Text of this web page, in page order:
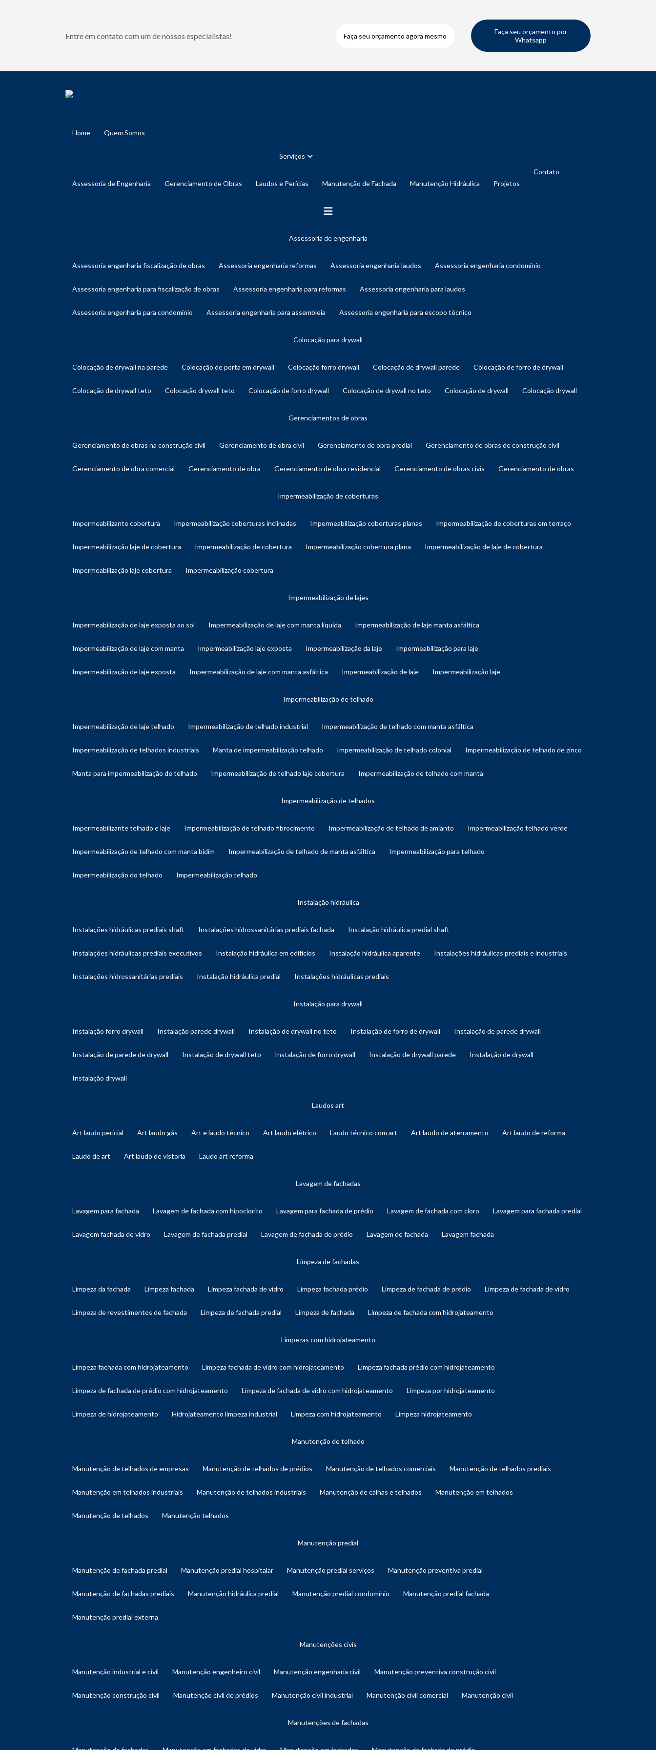
Entre em contato com um de nossos especialistas! Faça seu orçamento agora mesmo
Faça seu orçamento por
Whatsapp
Home Quem Somos
Serviços
Assessoria de Engenharia Gerenciamento de Obras Laudos e Perícias Manutenção de Fachada Manutenção Hidráulica Projetos
Contato
assessoria de engenharia
assessoria engenharia fiscalização de obras assessoria engenharia reformas assessoria engenharia laudos assessoria engenharia condomínio
assessoria engenharia para fiscalização de obras assessoria engenharia para reformas assessoria engenharia para laudos
assessoria engenharia para condomínio assessoria engenharia para assembleia assessoria engenharia para escopo técnico
colocação para drywall
colocação de drywall na parede colocação de porta em drywall colocação forro drywall colocação de drywall parede colocação de forro de drywall
colocação de drywall teto colocação drywall teto colocação de forro drywall colocação de drywall no teto colocação de drywall colocação drywall
gerenciamentos de obras
gerenciamento de obras na construção civil gerenciamento de obra civil gerenciamento de obra predial gerenciamento de obras de construção civil
gerenciamento de obra comercial gerenciamento de obra gerenciamento de obra residencial gerenciamento de obras civis gerenciamento de obras
impermeabilização de coberturas
impermeabilizante cobertura impermeabilização coberturas inclinadas impermeabilização coberturas planas impermeabilização de coberturas em terraço
impermeabilização laje de cobertura impermeabilização de cobertura impermeabilização cobertura plana impermeabilização de laje de cobertura
impermeabilização laje cobertura impermeabilização cobertura
impermeabilização de lajes
impermeabilização de laje exposta ao sol impermeabilização de laje com manta líquida impermeabilização de laje manta asfáltica
impermeabilização de laje com manta impermeabilização laje exposta impermeabilização da laje impermeabilização para laje
impermeabilização de laje exposta impermeabilização de laje com manta asfáltica impermeabilização de laje impermeabilização laje
impermeabilização de telhado
impermeabilização de laje telhado impermeabilização de telhado industrial impermeabilização de telhado com manta asfáltica
impermeabilização de telhados industriais manta de impermeabilização telhado impermeabilização de telhado colonial impermeabilização de telhado de zinco
manta para impermeabilização de telhado impermeabilização de telhado laje cobertura impermeabilização de telhado com manta
impermeabilização de telhados
impermeabilizante telhado e laje impermeabilização de telhado fibrocimento impermeabilização de telhado de amianto impermeabilização telhado verde
impermeabilização de telhado com manta bidim impermeabilização de telhado de manta asfáltica impermeabilização para telhado
impermeabilização do telhado impermeabilização telhado
instalação hidráulica
instalações hidráulicas prediais shaft instalações hidrossanitárias prediais fachada instalação hidráulica predial shaft
instalações hidráulicas prediais executivos instalação hidráulica em edifícios instalação hidráulica aparente instalações hidráulicas prediais e industriais
instalações hidrossanitárias prediais instalação hidráulica predial instalações hidráulicas prediais
instalação para drywall
instalação forro drywall instalação parede drywall instalação de drywall no teto instalação de forro de drywall instalação de parede drywall
instalação de parede de drywall instalação de drywall teto instalação de forro drywall instalação de drywall parede instalação de drywall
instalação drywall
laudos art
art laudo pericial art laudo gás art e laudo técnico art laudo elétrico laudo técnico com art art laudo de aterramento art laudo de reforma
laudo de art art laudo de vistoria laudo art reforma
lavagem de fachadas
lavagem para fachada lavagem de fachada com hipoclorito lavagem para fachada de prédio lavagem de fachada com cloro lavagem para fachada predial
lavagem fachada de vidro lavagem de fachada predial lavagem de fachada de prédio lavagem de fachada lavagem fachada
limpeza de fachadas
limpeza da fachada limpeza fachada limpeza fachada de vidro limpeza fachada prédio limpeza de fachada de prédio limpeza de fachada de vidro
limpeza de revestimentos de fachada limpeza de fachada predial limpeza de fachada limpeza de fachada com hidrojateamento
limpezas com hidrojateamento
limpeza fachada com hidrojateamento limpeza fachada de vidro com hidrojateamento limpeza fachada prédio com hidrojateamento
limpeza de fachada de prédio com hidrojateamento limpeza de fachada de vidro com hidrojateamento limpeza por hidrojateamento
limpeza de hidrojateamento hidrojateamento limpeza industrial limpeza com hidrojateamento limpeza hidrojateamento
manutenção de telhado
manutenção de telhados de empresas manutenção de telhados de prédios manutenção de telhados comerciais manutenção de telhados prediais
manutenção em telhados industriais manutenção de telhados industriais manutenção de calhas e telhados manutenção em telhados
manutenção de telhados manutenção telhados
manutenção predial
manutenção de fachada predial manutenção predial hospitalar manutenção predial serviços manutenção preventiva predial
manutenção de fachadas prediais manutenção hidráulica predial manutenção predial condomínio manutenção predial fachada
manutenção predial externa
manutenções civis
manutenção industrial e civil manutenção engenheiro civil manutenção engenharia civil manutenção preventiva construção civil
manutenção construção civil manutenção civil de prédios manutenção civil industrial manutenção civil comercial manutenção civil
manutenções de fachadas